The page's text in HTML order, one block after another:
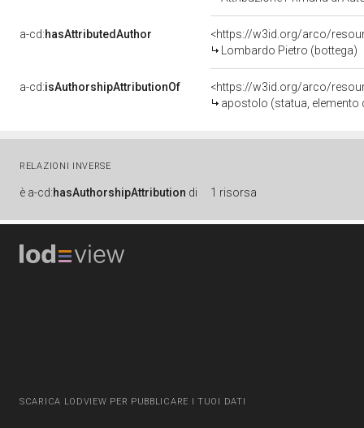
a-cd:hasAttributedAuthor
<https://w3id.org/arco/
Lombardo Pietro (bottega)
a-cd:isAuthorshipAttributionOf
<https://w3id.org/arco/
apostolo (statua, elemento
RELAZIONI INVERSE
è a-cd:hasAuthorshipAttribution di 1 risorsa
SCARICA LODVIEW PER PUBBLICARE I TUOI DATI